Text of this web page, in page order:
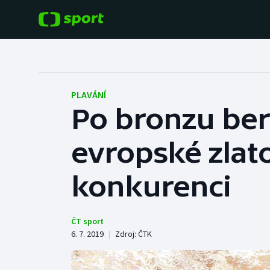
Hokej
Tenis
Atletika
Baseball a softbal
Basketbal
Biatlon
PLAVÁNÍ
Po bronzu
evropské
konkurenci
ČT sport
6. 7. 2019 | Zdroj: ČTK